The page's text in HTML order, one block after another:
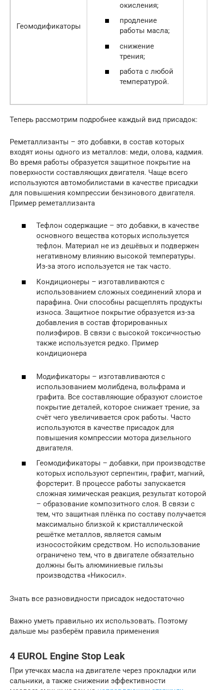
Геомодификаторы
окисления;
продление
работы масла;
снижение
трения;
работа с любой
температурой.
Теперь рассмотрим подробнее каждый вид присадок:
Реметаллизанты – это добавки, в состав которых
входят ионы одного из металлов: меди, олова, кадмия.
Во время работы образуется защитное покрытие на
поверхности составляющих двигателя. Чаще всего
используются автомобилистами в качестве присадки
для повышения компрессии бензинового двигателя.
Пример реметаллизанта
Тефлон содержащие – это добавки, в качестве
основного вещества которых используется
тефлон. Материал не из дешёвых и подвержен
негативному влиянию высокой температуры.
Из-за этого используется не так часто.
Кондиционеры – изготавливаются с
использованием сложных соединений хлора и
парафина. Они способны расщеплять продукты
износа. Защитное покрытие образуется из-за
добавления в состав фторированных
полиэфиров. В связи с высокой токсичностью
также используется редко. Пример
кондиционера
Модификаторы – изготавливаются с
использованием молибдена, вольфрама и
графита. Все составляющие образуют слоистое
покрытие деталей, которое снижает трение, за
счёт чего увеличивается срок работы. Часто
используются в качестве присадок для
повышения компрессии мотора дизельного
двигателя.
Геомодификаторы – добавки, при производстве
которых используют серпентин, графит, магний,
форстерит. В процессе работы запускается
сложная химическая реакция, результат которой
– образование композитного слоя. В связи с
тем, что защитная плёнка по составу получается
максимально близкой к кристаллической
решётке металлов, является самым
износостойким средством. Но использование
ограничено тем, что в двигателе обязательно
должны быть алюминиевые гильзы
производства «Никосил».
Знать все разновидности присадок недостаточно
Важно уметь правильно их использовать. Поэтому
дальше мы разберём правила применения
4 EUROL Engine Stop Leak
При утечках масла на двигателе через прокладки или
сальники, а также снижении эффективности